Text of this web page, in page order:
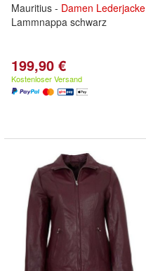
Mauritius - Damen Lederjacke
Lammnappa schwarz
199,90 €
Kostenloser Versand